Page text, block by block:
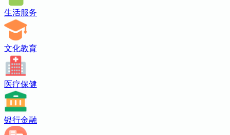
生活服务
文化教育
医疗保健
银行金融